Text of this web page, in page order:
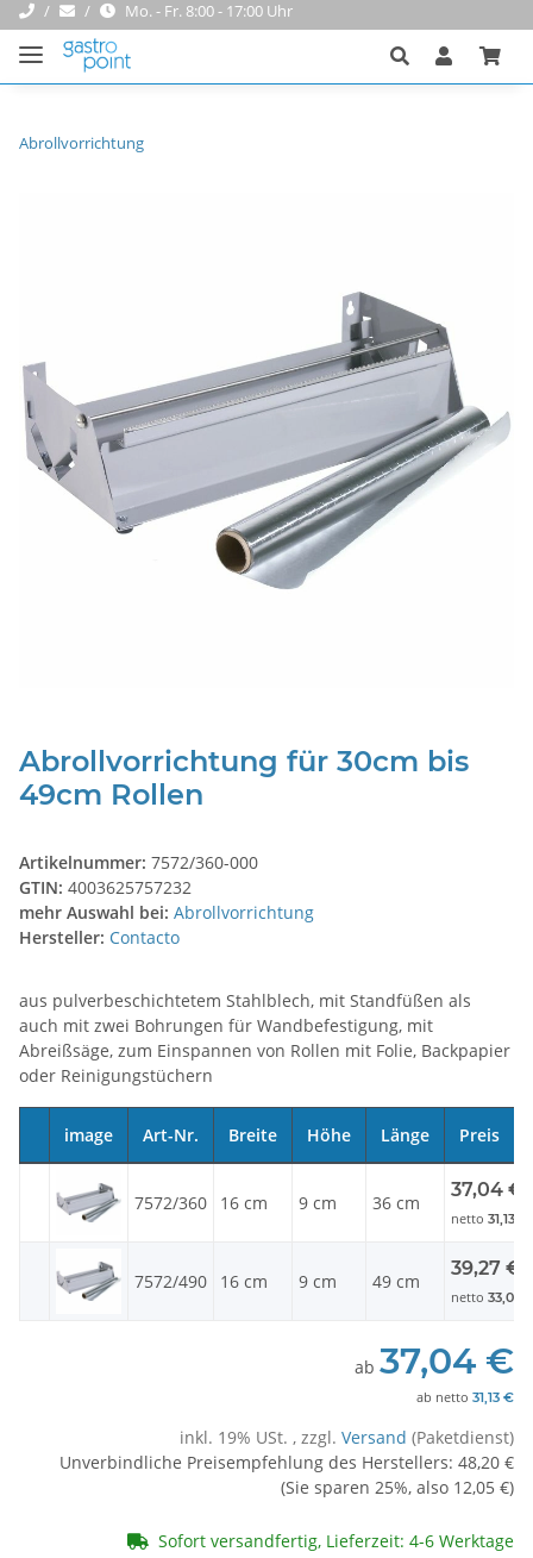
Mo. - Fr. 8:00 - 17:00 Uhr
Abrollvorrichtung
Abrollvorrichtung für 30cm bis
49cm Rollen
Artikelnummer: 7572/360-000
GTIN: 4003625757232
mehr Auswahl bei: Abrollvorrichtung
Hersteller: Contacto
aus pulverbeschichtetem Stahlblech, mit Standfüßen als
auch mit zwei Bohrungen für Wandbefestigung, mit
Abreißsäge, zum Einspannen von Rollen mit Folie, Backpapier
oder Reinigungstüchern
image Art-Nr. Breite Höhe Länge Preis
7572/360 16 cm 9 cm 36 cm
37,04 €
netto 31,13 €
7572/490 16 cm 9 cm 49 cm
39,27 €
netto 33,00
ab 37,04 €
ab netto 31,13 €
inkl. 19% USt. , zzgl. Versand (Paketdienst)
Unverbindliche Preisempfehlung des Herstellers: 48,20 €
(Sie sparen 25%, also 12,05 €)
Sofort versandfertig, Lieferzeit: 4-6 Werktage